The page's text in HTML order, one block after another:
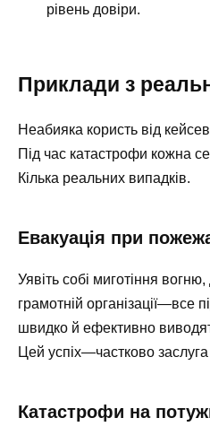
рівень довіри.
Приклади з
Неабияка користь від
Під час катастрофи кожна
Кілька реальних випадків.
Евакуація при
Уявіть собі миготіння
грамотній організації—все
швидко й ефективно
Цей успіх—частково
Катастрофи на